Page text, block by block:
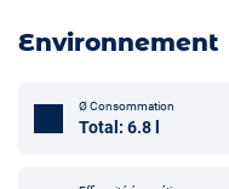
Environnement
Ø Consommation
Total: 6.8 l